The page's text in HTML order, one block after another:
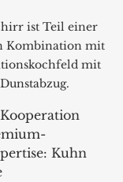
ist Teil einer
Kombination mit
mit
Kuhn